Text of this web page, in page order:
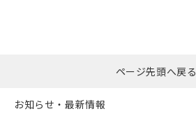
ページ先頭へ戻る
お知らせ・最新情報